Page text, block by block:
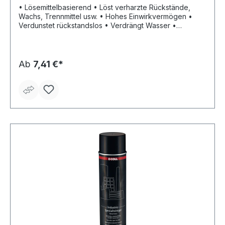
• Lösemittelbasierend • Löst verharzte Rückstände,
Wachs, Trennmittel usw. • Hohes Einwirkvermögen •
Verdunstet rückstandslos • Verdrängt Wasser •
Ab 7,41 €*